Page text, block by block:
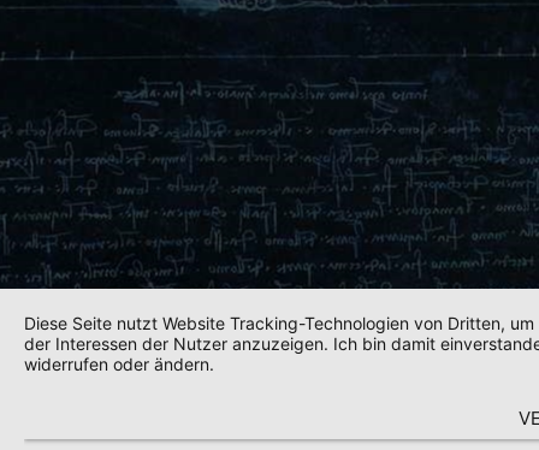
Diese Seite nutzt Website Tracking-Technologien von Dritten,
der Interessen der Nutzer anzuzeigen. Ich bin damit
widerrufen oder ändern.